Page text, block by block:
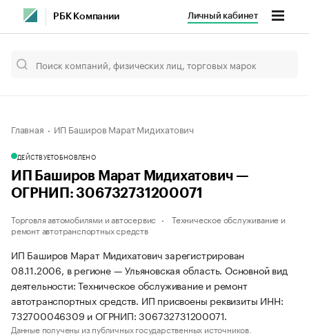
РБК Компании Личный кабинет
Главная ИП Баширов Марат Мидихатович
ДЕЙСТВУЕТОБНОВЛЕНО
ИП Баширов Марат Мидихатович —
ОГРНИП: 306732731200071
Торговля автомобилями и автосервис
Техническое обслуживание и
ремонт автотранспортных средств
ИП Баширов Марат Мидихатович зарегистрирован
08.11.2006, в регионе — Ульяновская область. Основной вид
деятельности: Техническое обслуживание и ремонт
автотранспортных средств. ИП присвоены реквизиты ИНН:
732700046309 и ОГРНИП: 306732731200071.
Данные получены из публичных государственных источников.